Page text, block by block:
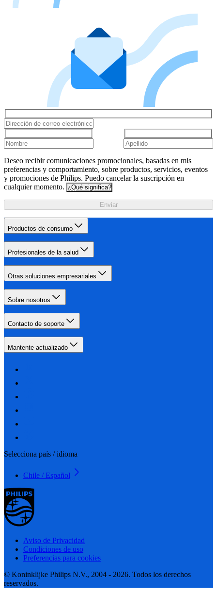
Deseo recibir comunicaciones promocionales, basadas en mis
preferencias y comportamiento, sobre productos, servicios, eventos
y promociones de Philips. Puedo cancelar la suscripción en
cualquier momento. ¿Qué significa?
Enviar
Productos de consumo
Profesionales de la salud
Otras soluciones empresariales
Sobre nosotros
Contacto de soporte
Mantente actualizado
Selecciona país / idioma
Chile / Español
Aviso de Privacidad
Condiciones de uso
Preferencias para cookies
© Koninklijke Philips N.V., 2004 - 2026. Todos los derechos
reservados.